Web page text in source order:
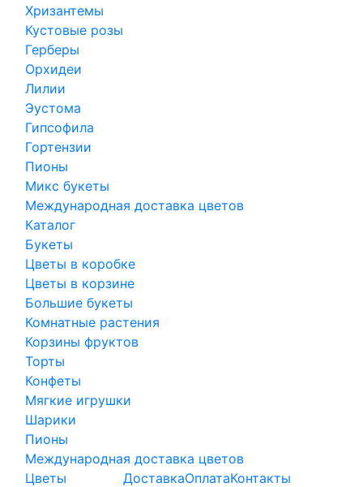
Хризантемы
Кустовые розы
Герберы
Орхидеи
Лилии
Эустома
Гипсофила
Гортензии
Пионы
Микс букеты
Международная доставка цветов
Каталог
Букеты
Цветы в коробке
Цветы в корзине
Большие букеты
Комнатные растения
Корзины фруктов
Торты
Конфеты
Мягкие игрушки
Шарики
Пионы
Международная доставка цветов
Цветы
ДоставкаОплатаКонтакты